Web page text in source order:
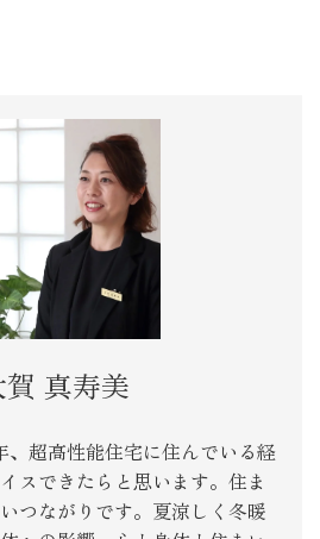
賀 真寿美
超高性能住宅に住んでいる経
スできたらと思います。住ま
つながりです。夏涼しく冬暖